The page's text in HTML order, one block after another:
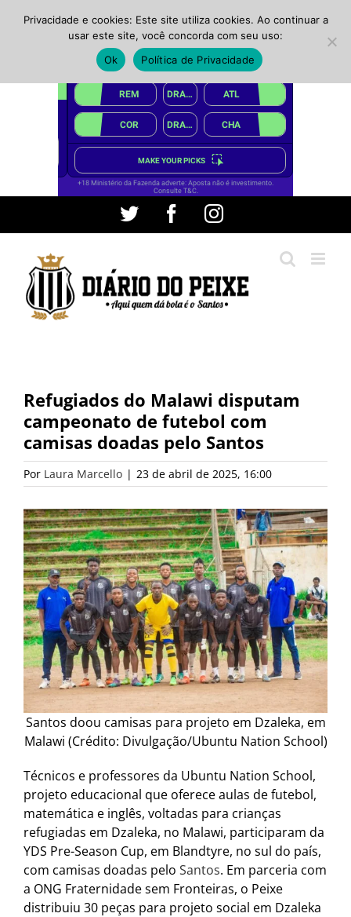
conteúdo
Twitter FacebookInstagram
Refugiados do Malawi disputam
campeonato de futebol com
camisas doadas pelo Santos
Por Laura Marcello | 23 de abril de 2025, 16:00
Santos doou camisas para projeto em Dzaleka, em
Malawi (Crédito: Divulgação/Ubuntu Nation School)
Técnicos e professores da Ubuntu Nation School,
projeto educacional que oferece aulas de futebol,
matemática e inglês, voltadas para crianças
refugiadas em Dzaleka, no Malawi, participaram da
YDS Pre-Season Cup, em Blandtyre, no sul do país,
com camisas doadas pelo Santos. Em parceria com
a ONG Fraternidade sem Fronteiras, o Peixe
distribuiu 30 peças para projeto social em Dzaleka
Privacidade e cookies: Este site utiliza cookies. Ao continuar a
usar este site, você concorda com seu uso:
Ok
Política de Privacidade